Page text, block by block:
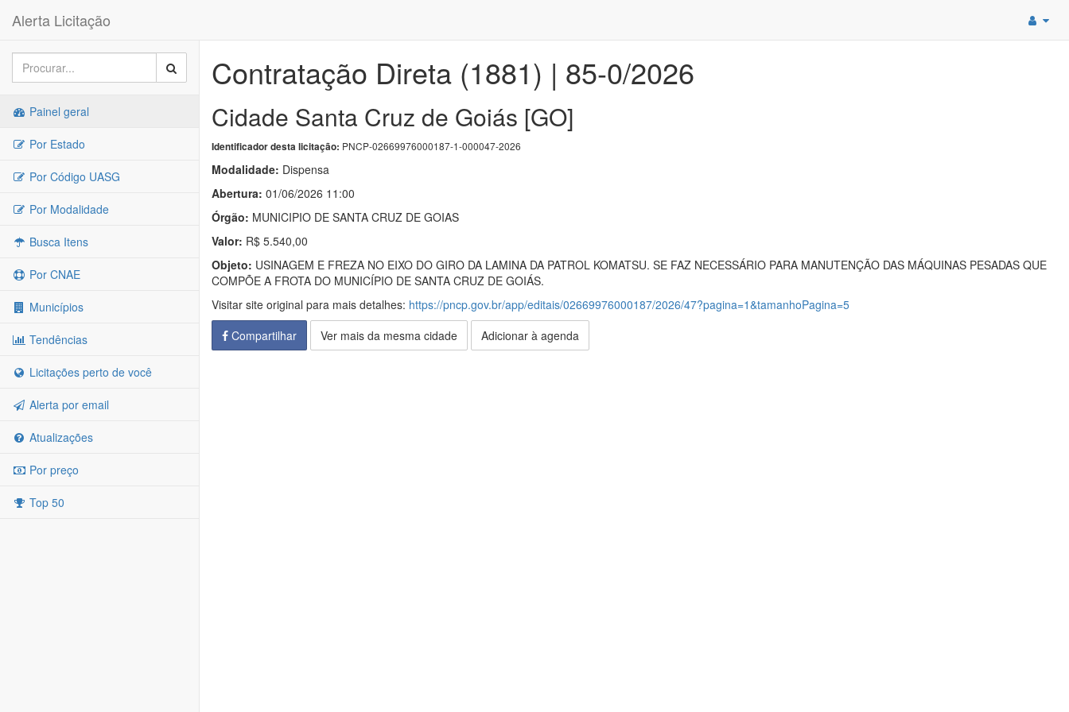
Alerta Licitação
Painel geral
Por Estado
Por Código UASG
Por Modalidade
Busca Itens
Por CNAE
Municípios
Tendências
Licitações perto de você
Alerta por email
Atualizações
Por preço
Top 50
Contratação Direta (1881) | 85-0/2026
Cidade Santa Cruz de Goiás [GO]
Identificador desta licitação: PNCP-02669976000187-1-000047-2026
Modalidade: Dispensa
Abertura: 01/06/2026 11:00
Órgão: MUNICIPIO DE SANTA CRUZ DE GOIAS
Valor: R$ 5.540,00
Objeto: USINAGEM E FREZA NO EIXO DO GIRO DA LAMINA DA PATROL KOMATSU. SE FAZ NECESSÁRIO PARA MANUTENÇÃO DAS MÁQUINAS PESADAS QUE
COMPÕE A FROTA DO MUNICÍPIO DE SANTA CRUZ DE GOIÁS.
Visitar site original para mais detalhes: https://pncp.gov.br/app/editais/02669976000187/2026/47?pagina=1&tamanhoPagina=5
Compartilhar
Ver mais da mesma cidade Adicionar à agenda